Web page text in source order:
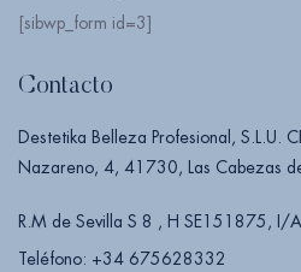
[sibwp_form id=3]
Contacto
Destetika Belleza Profesional, S.L.U.
Nazareno, 4, 41730, Las Cabezas
R.M de Sevilla S 8 , H SE151875, I/
Teléfono: +34 675628332